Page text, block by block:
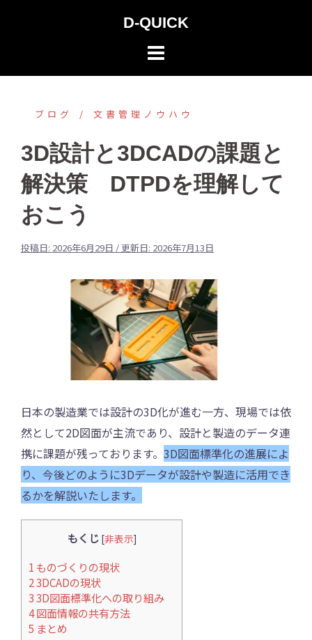
ン
D-QUICK
ブログ 文書管理ノウハウ
3D設計と3DCADの課題と
解決策 DTPDを理解して
おこう
投稿日: 2026年6月29日 / 更新日: 2026年7月13日
日本の製造業では設計の3D化が進む一方、現場では依
然として2D図面が主流であり、設計と製造のデータ連
携に課題が残っております。 3D図面標準化の進展によ
り、今後どのように3Dデータが設計や製造に活用でき
るかを解説いたします。
もくじ [非表示]
1 ものづくりの現状
23DCADの現状
33D図面標準化への取り組み
4図面情報の共有方法
5 まとめ